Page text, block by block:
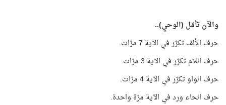
والآن تأمّل (الوحي)..
حرف الألف تكرّر في الآية 7 مرّات.
حرف اللام تكرّر في الآية 3 مرّات.
حرف الواو تكرّر في الآية 4 مرّات.
حرف الحاء ورد في الآية مرّة واحدة.